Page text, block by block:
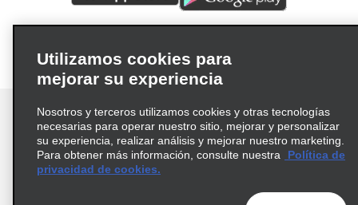
Términos de uso
Política de privacidad
Utilizamos cookies para
mejorar su experiencia
Nosotros y terceros utilizamos cookies y otras tecnologías
necesarias para operar nuestro sitio, mejorar y personalizar
su experiencia, realizar análisis y mejorar nuestro marketing.
Para obtener más información, consulte nuestra
Política de
privacidad de cookies.